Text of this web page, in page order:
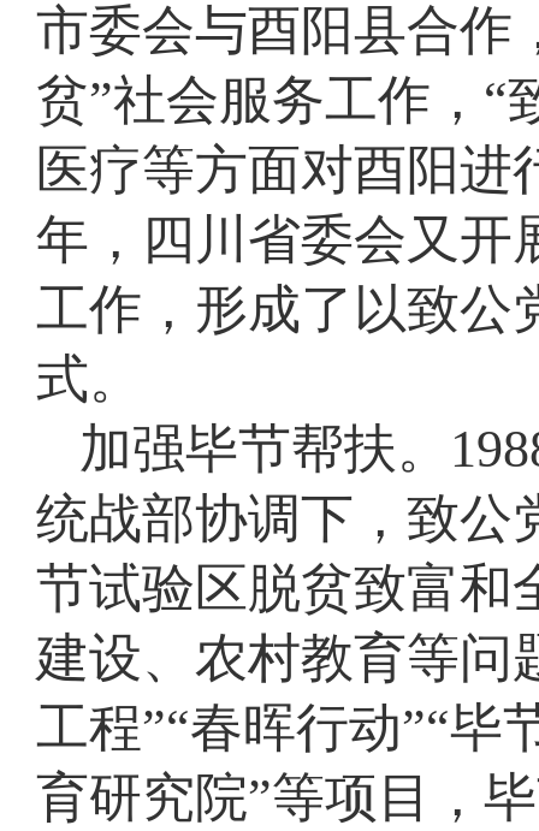
市委会与酉阳县合作
贫”社会服务工作，“
医疗等方面对酉阳进
年，四川省委会又开
工作，形成了以致公
式。
加强毕节帮扶。
统战部协调下，致公
节试验区脱贫致富和
建设、农村教育等问
工程”“春晖行动”“毕
育研究院”等项目，